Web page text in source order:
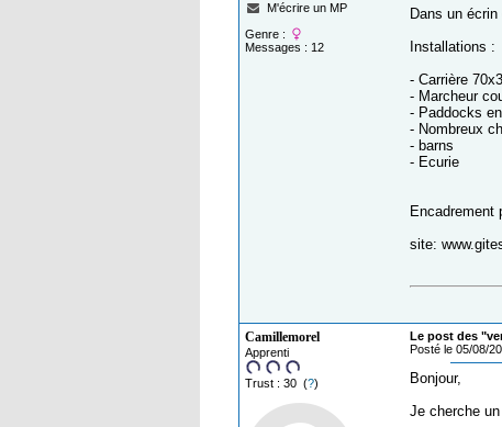
M'écrire un MP
Genre :
Messages : 12
Dans un
Installations :
- Carrière
- Marcheur
- Paddocks
- Nombreux
- barns
- Ecurie
Encadrement
site:
Camillemorel
Apprenti
Trust : 30 (?)
Le post des
Posté le 05/08/
Bonjour,
Je cherche